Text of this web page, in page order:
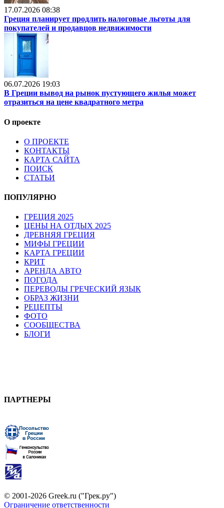
17.07.2026 08:38
Греция планирует продлить налоговые льготы для
покупателей и продавцов недвижимости
06.07.2026 19:03
В Греции вывод на рынок пустующего жилья может
отразиться на цене квадратного метра
О проекте
О ПРОЕКТЕ
КОНТАКТЫ
КАРТА САЙТА
ПОИСК
СТАТЬИ
ПОПУЛЯРНО
ГРЕЦИЯ 2025
ЦЕНЫ НА ОТДЫХ 2025
ДРЕВНЯЯ ГРЕЦИЯ
МИФЫ ГРЕЦИИ
КАРТА ГРЕЦИИ
КРИТ
АРЕНДА АВТО
ПОГОДА
ПЕРЕВОДЫ ГРЕЧЕСКИЙ ЯЗЫК
ОБРАЗ ЖИЗНИ
РЕЦЕПТЫ
ФОТО
СООБЩЕСТВА
БЛОГИ
ПАРТНЕРЫ
© 2001-2026 Greek.ru ("Грек.ру")
Ограничение ответственности